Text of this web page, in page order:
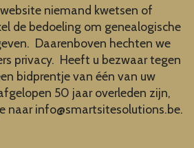
niemand kwetsen of
de bedoeling om genealogische
Daarenboven hechten we
privacy. Heeft u bezwaar tegen
bidprentje van één van uw
50 jaar overleden zijn,
naarinfo@smartsitesolutions.be.